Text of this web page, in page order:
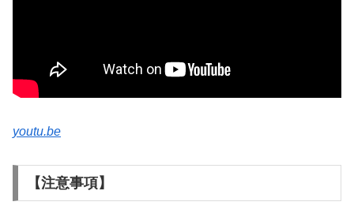
youtu.be
【注意事項】